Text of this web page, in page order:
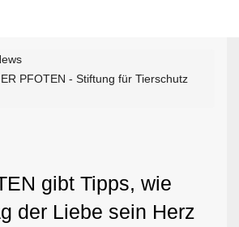
PFOTEN - Stiftung für Tierschutz
gibt Tipps, wie
der Liebe sein Herz